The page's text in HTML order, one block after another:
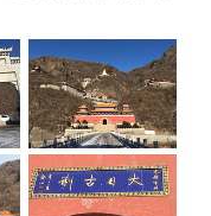
动人。金刚山上龙头峰
，南可见山峦相叠状若
、犀龟望月天然美景。
、仰望迎客松、远望卧
峰、卧狮峰、一线天、
绝。圆通宝殿、白云洞
殿、种鼓楼、山门等人
藏有佛祖舍利子的舍利